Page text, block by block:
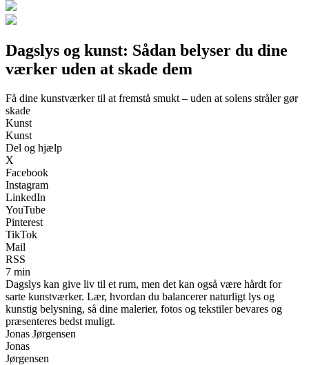
Dagslys og kunst: Sådan belyser du dine
værker uden at skade dem
Få dine kunstværker til at fremstå smukt – uden at solens stråler gør
skade
Kunst
Kunst
Del og hjælp
X
Facebook
Instagram
LinkedIn
YouTube
Pinterest
TikTok
Mail
RSS
7 min
Dagslys kan give liv til et rum, men det kan også være hårdt for
sarte kunstværker. Lær, hvordan du balancerer naturligt lys og
kunstig belysning, så dine malerier, fotos og tekstiler bevares og
præsenteres bedst muligt.
Jonas Jørgensen
Jonas
Jørgensen